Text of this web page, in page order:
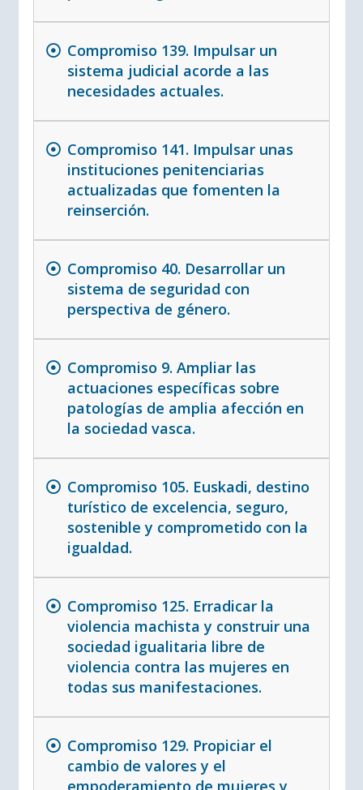
Compromiso 139. Impulsar un
sistema judicial acorde a las
necesidades actuales.
Compromiso 141. Impulsar unas
instituciones penitenciarias
actualizadas que fomenten la
reinserción.
Compromiso 40. Desarrollar un
sistema de seguridad con
perspectiva de género.
Compromiso 9. Ampliar las
actuaciones específicas sobre
patologías de amplia afección en
la sociedad vasca.
Compromiso 105. Euskadi, destino
turístico de excelencia, seguro,
sostenible y comprometido con la
igualdad.
Compromiso 125. Erradicar la
violencia machista y construir una
sociedad igualitaria libre de
violencia contra las mujeres en
todas sus manifestaciones.
Compromiso 129. Propiciar el
cambio de valores y el